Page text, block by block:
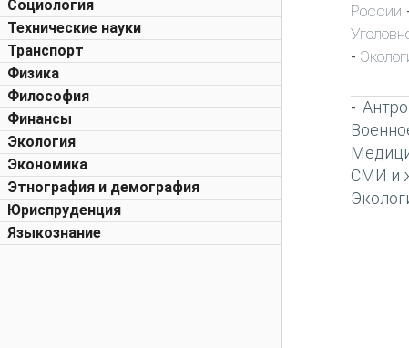
Социология
Технические науки
Транспорт
Физика
Философия
Финансы
Экология
Экономика
Этнография и демография
Юриспруденция
Языкознание
России
-
-
СМИ и